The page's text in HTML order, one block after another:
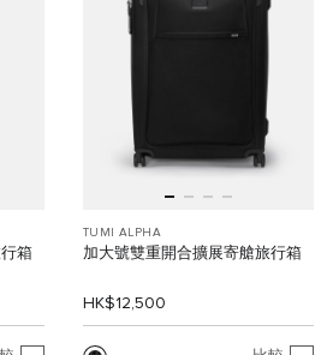
箱
TUMI ALPHA
加大號雙重開合擴展寄艙旅行箱
HK$12,500